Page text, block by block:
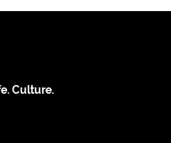
Culture.